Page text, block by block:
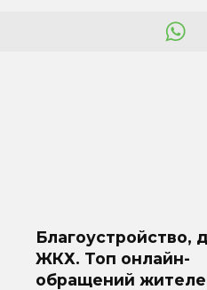
Благоустройство,
ЖКХ. Топ онлайн-
обращений